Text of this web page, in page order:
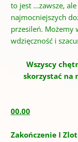
to jest …zawsze,
najmocniejszych
przesileń. Możemy
wdzięczność i
Wszyscy
skorzystać na
00.00
Zakończenie I